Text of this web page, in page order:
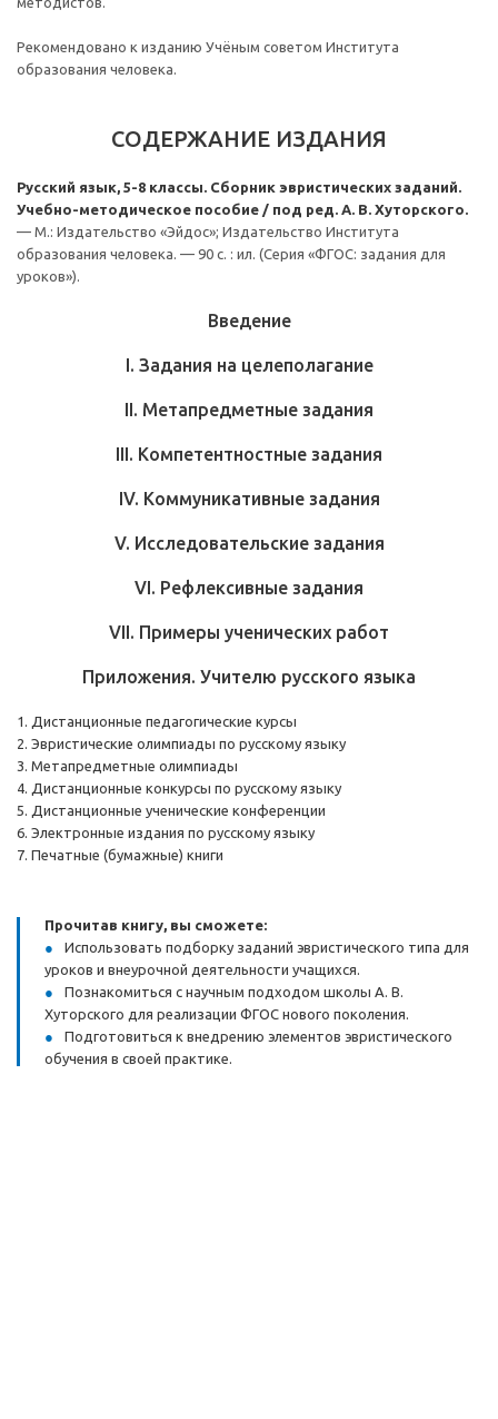
Рекомендовано к изданию Учёным советом Института
образования человека.
СОДЕРЖАНИЕ ИЗДАНИЯ
Русский язык, 5-8 классы. Сборник эвристических заданий.
Учебно-методическое пособие / под ред. А. В. Хуторского.
— М.: Издательство «Эйдос»; Издательство Института
образования человека. — 90 с. : ил. (Серия «ФГОС: задания для
уроков»).
Введение
I. Задания на целеполагание
II. Метапредметные задания
III. Компетентностные задания
IV. Коммуникативные задания
V. Исследовательские задания
VI. Рефлексивные задания
VII. Примеры ученических работ
Приложения. Учителю русского языка
1. Дистанционные педагогические курсы
2. Эвристические олимпиады по русскому языку
3. Метапредметные олимпиады
4. Дистанционные конкурсы по русскому языку
5. Дистанционные ученические конференции
6. Электронные издания по русскому языку
7. Печатные (бумажные) книги
Прочитав книгу, вы сможете:
Использовать подборку заданий эвристического типа для
уроков и внеурочной деятельности учащихся.
Познакомиться с научным подходом школы А. В.
Хуторского для реализации ФГОС нового поколения.
Подготовиться к внедрению элементов эвристического
обучения в своей практике.